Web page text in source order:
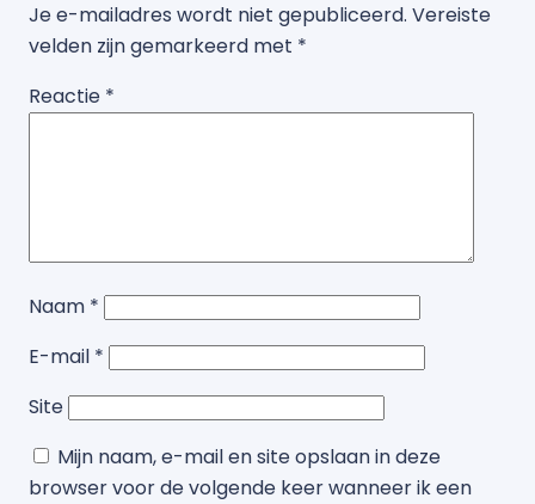
Je e-mailadres wordt niet gepubliceerd. Vereiste
velden zijn gemarkeerd met *
Reactie *
Naam *
E-mail *
Site
Mijn naam, e-mail en site opslaan in deze
browser voor de volgende keer wanneer ik een